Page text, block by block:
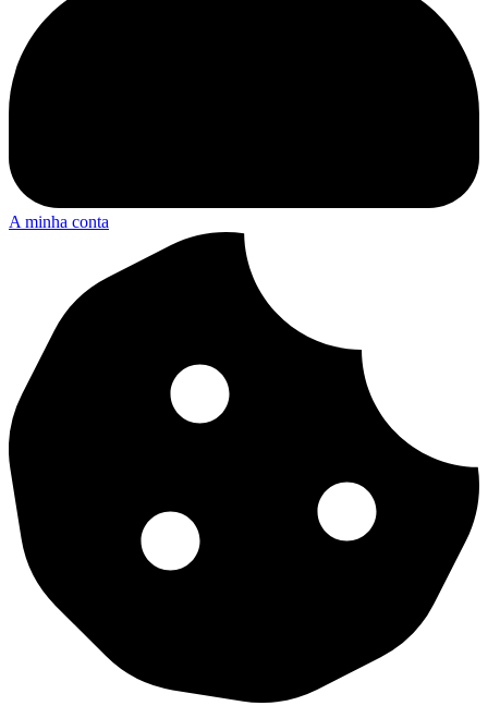
A minha conta